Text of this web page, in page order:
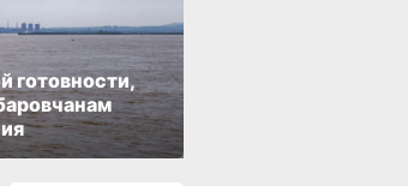
готовности,